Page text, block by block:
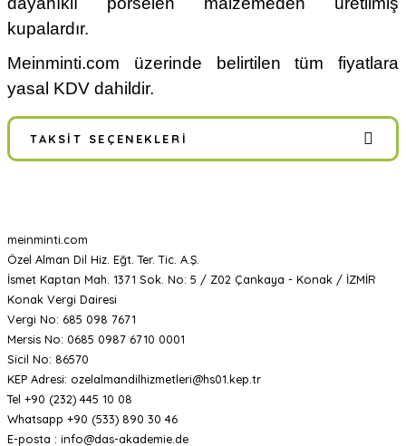
kupalardır.
Meinminti.com üzerinde belirtilen tüm fiyatlara
yasal KDV dahildir.
TAKSIT SEÇENEKLERI
meinminti.com
Özel Alman Dil Hiz. Eğt. Ter. Tic. A.Ş.
İsmet Kaptan Mah. 1371 Sok. No: 5 / Z02 Çankaya - Konak / İZMİR
Konak Vergi Dairesi
Vergi No: 685 098 7671
Mersis No: 0685 0987 6710 0001
Sicil No: 86570
KEP Adresi: ozelalmandilhizmetleri@hs01.kep.tr
Tel +90 (232) 445 10 08
Whatsapp +90 (533) 890 30 46
E-posta : info@das-akademie.de